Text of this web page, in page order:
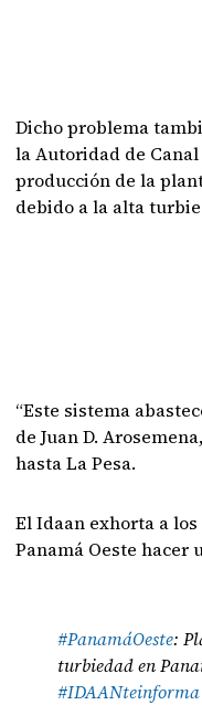
Dicho problema
la Autoridad de
producción de la
debido a la alta
“Este sistema
de Juan D.
hasta La Pesa.
El Idaan exhorta a
Panamá Oeste hacer
#PanamáOeste:
turbiedad en
#IDAANteinforma